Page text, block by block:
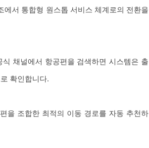
서 통합형 원스톱 서비스 체계로의 전환을
채널에서 항공편을 검색하면 시스템은 출
확인합니다.
을 조합한 최적의 이동 경로를 자동 추천하